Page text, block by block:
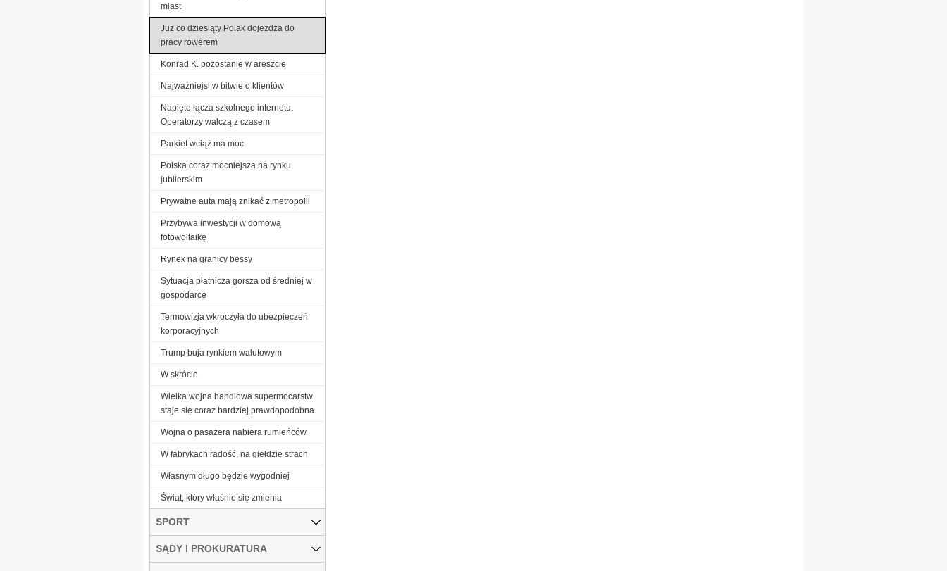
miast
Już co dziesiąty Polak dojeżdża do
pracy rowerem
Konrad K. pozostanie w areszcie
Najważniejsi w bitwie o klientów
Napięte łącza szkolnego internetu.
Operatorzy walczą z czasem
Parkiet wciąż ma moc
Polska coraz mocniejsza na rynku
jubilerskim
Prywatne auta mają znikać z metropolii
Przybywa inwestycji w domową
fotowoltaikę
Rynek na granicy bessy
Sytuacja płatnicza gorsza od średniej w
gospodarce
Termowizja wkroczyła do ubezpieczeń
korporacyjnych
Trump buja rynkiem walutowym
W skrócie
Wielka wojna handlowa supermocarstw
staje się coraz bardziej prawdopodobna
Wojna o pasażera nabiera rumieńców
W fabrykach radość, na giełdzie strach
Własnym długo będzie wygodniej
Świat, który właśnie się zmienia
SPORT
SĄDY I PROKURATURA